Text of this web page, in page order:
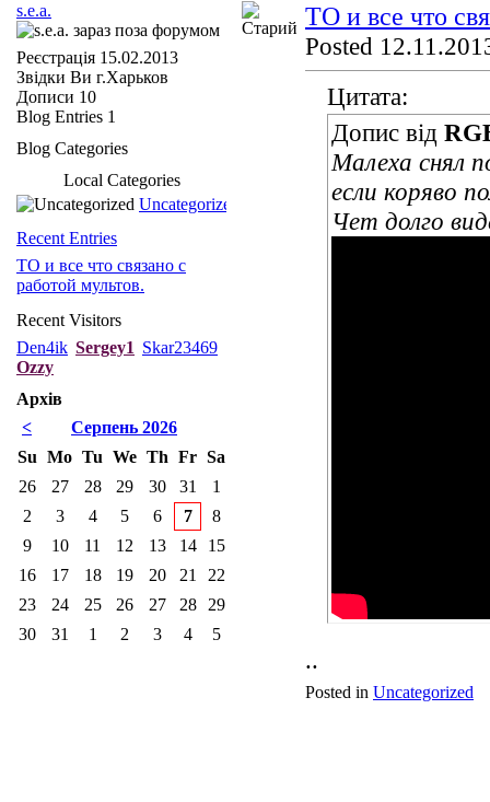
ТО и все что
Posted
Цитата:
Допис від
Малеха снял
если коряво
Чет долго
..
Posted in Uncategorized
s.e.a.
Реєстрація 15.02.2013
Звідки Ви г.Харьков
Дописи 10
Blog Entries 1
Blog Categories
Local Categories
Uncategorized
Recent Entries
ТО и все что связано с
работой мультов.
Recent Visitors
Den4ik Sergey1 Skar23469
Оzzy
Архів
<
Серпень 2026
Su Mo Tu We Th Fr Sa
26
27 28 29 30 31
1
2
3 4 5 6 7
8
9
10 11 12 13 14
15
16
17 18 19 20 21
22
23
24 25 26 27 28
29
30
31 1 2 3 4 5